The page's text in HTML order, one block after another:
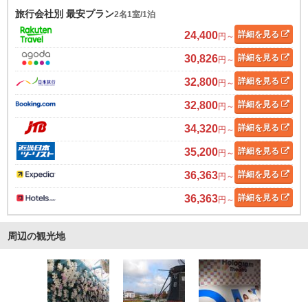
旅行会社別 最安プラン2名1室/1泊
24,400円～ 詳細を見る
30,826円～ 詳細を見る
32,800円～ 詳細を見る
32,800円～ 詳細を見る
34,320円～ 詳細を見る
35,200円～ 詳細を見る
36,363円～ 詳細を見る
36,363円～ 詳細を見る
周辺の観光地